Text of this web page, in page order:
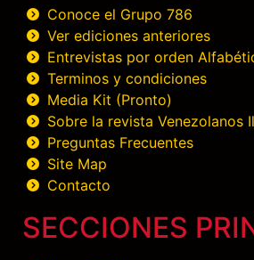
Conoce el Grupo 786
Ver ediciones anteriores
Entrevistas por orden
Terminos y condiciones
Media Kit (Pronto)
Sobre la revista Venezolanos
Preguntas Frecuentes
Site Map
Contacto
SECCIONES